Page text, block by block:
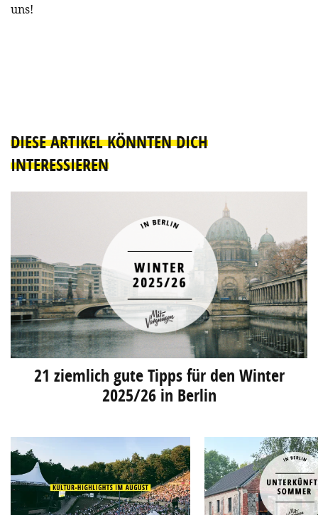
uns!
DIESE ARTIKEL KÖNNTEN DICH
INTERESSIEREN
21 ziemlich gute Tipps für den Winter
2025/26 in Berlin